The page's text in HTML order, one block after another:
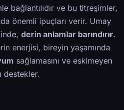
bağlantılıdır ve bu titreşimler,
önemli ipuçları verir. Umay
derin anlamlar barındırır.
enerjisi, bireyin yaşamında
sağlamasını ve eskimeyen
destekler.